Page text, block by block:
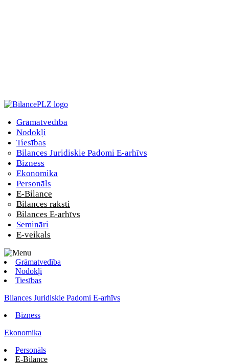
Grāmatvedība
Nodokļi
Tiesības
Bilances Juridiskie Padomi E-arhīvs
Bizness
Ekonomika
Personāls
E-Bilance
Bilances raksti
Bilances E-arhīvs
Semināri
E-veikals
Grāmatvedība
Nodokļi
Tiesības
Bilances Juridiskie Padomi E-arhīvs
Bizness
Ekonomika
Personāls
E-Bilance